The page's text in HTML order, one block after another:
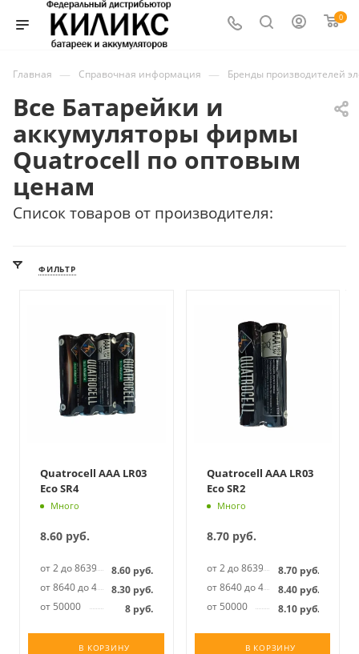
0
Главная — Справочная информация — Бренды производителей
Все Батарейки и
аккумуляторы фирмы
Quatrocell по оптовым
ценам
Список товаров от производителя:
ФИЛЬТР
Quatrocell AAA LR03
Eco SR4
Много
8.60 руб.
от 2 до 8639 8.60 руб.
от 8640 до 499998.30 руб.
от 50000
8руб.
В КОРЗИНУ
Quatrocell AAA LR03
Eco SR2
Много
8.70руб.
от 2 до 8639 8.70руб.
от 8640 до 499998.40руб.
от 50000
8.10руб.
В КОРЗИНУ